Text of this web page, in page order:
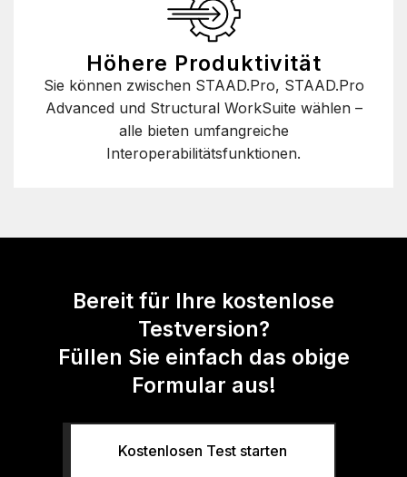
Höhere Produktivität
Sie können zwischen STAAD.Pro, STAAD.Pro
Advanced und Structural WorkSuite wählen –
alle bieten umfangreiche
Interoperabilitätsfunktionen.
Bereit für Ihre kostenlose
Testversion?
Füllen Sie einfach das obige
Formular aus!
Kostenlosen Test starten